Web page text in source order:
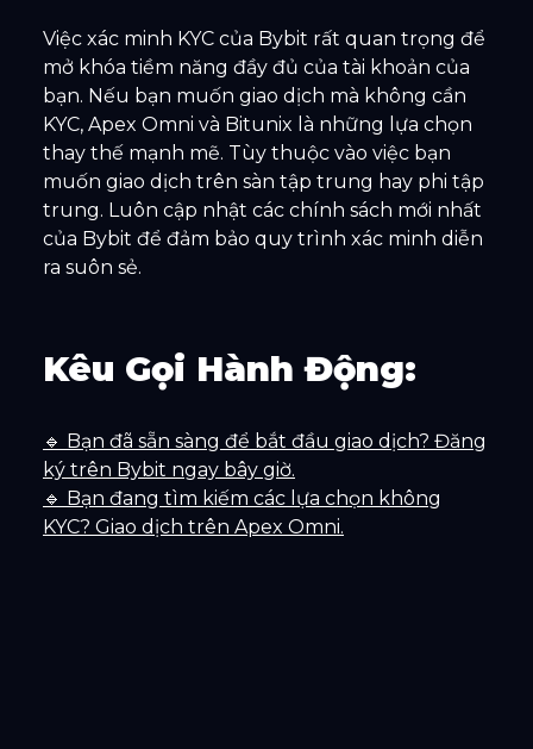
Việc xác minh KYC của Bybit rất quan trọng để
mở khóa tiềm năng đầy đủ của tài khoản của
bạn. Nếu bạn muốn giao dịch mà không cần
KYC, Apex Omni và Bitunix là những lựa chọn
thay thế mạnh mẽ. Tùy thuộc vào việc bạn
muốn giao dịch trên sàn tập trung hay phi tập
trung. Luôn cập nhật các chính sách mới nhất
của Bybit để đảm bảo quy trình xác minh diễn
ra suôn sẻ.
Kêu Gọi Hành Động:
🔹 Bạn đã sẵn sàng để bắt đầu giao dịch? Đăng
ký trên Bybit ngay bây giờ.
🔹 Bạn đang tìm kiếm các lựa chọn không
KYC? Giao dịch trên Apex Omni.